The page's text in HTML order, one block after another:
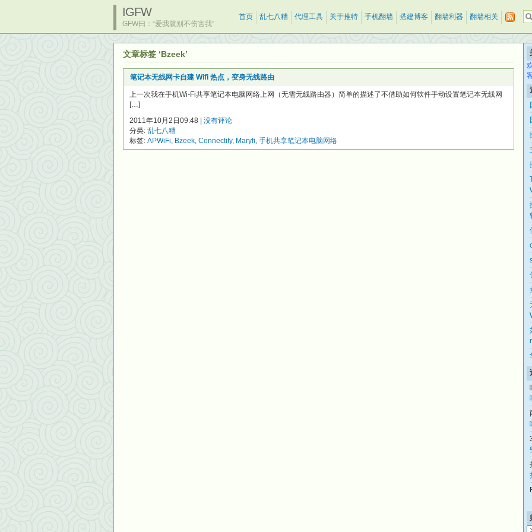
IGFW
GFW曰：“爱我就别不伤害我”
首页 乱七八糟 代理工具 关于推特 手机翻墙 搭建博客 翻墙利器 翻墙相关
文章标签 ‘Bzeek’
笔记本无线网卡自建 Wifi 热点，变身无线路由
上一次我在手机Wi-Fi共享笔记本电脑网络上网（无需无线路由器）简单的描述了不借助如何软件手动设置笔记本无线网
[…]
2011年10月2日09:48 | 没有评论
分类: 乱七八糟
标签: APWiFi, Bzeek, Connectify, Maryfi, 手机共享笔记本电脑网络